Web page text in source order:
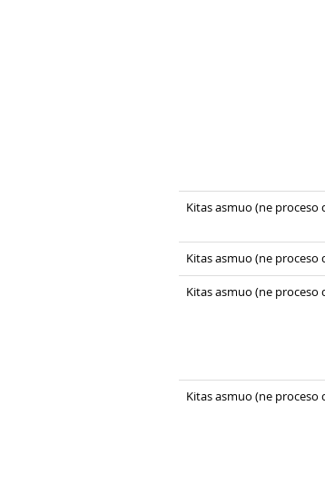
Kitas asmuo (ne proceso
Kitas asmuo (ne proceso
Kitas asmuo (ne proceso
Kitas asmuo (ne proceso